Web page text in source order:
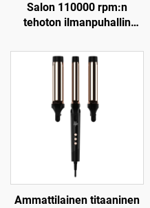
Salon 110000 rpm:n
tehoton ilmanpuhallin
diffuusorilla
Ammattilainen titaaninen